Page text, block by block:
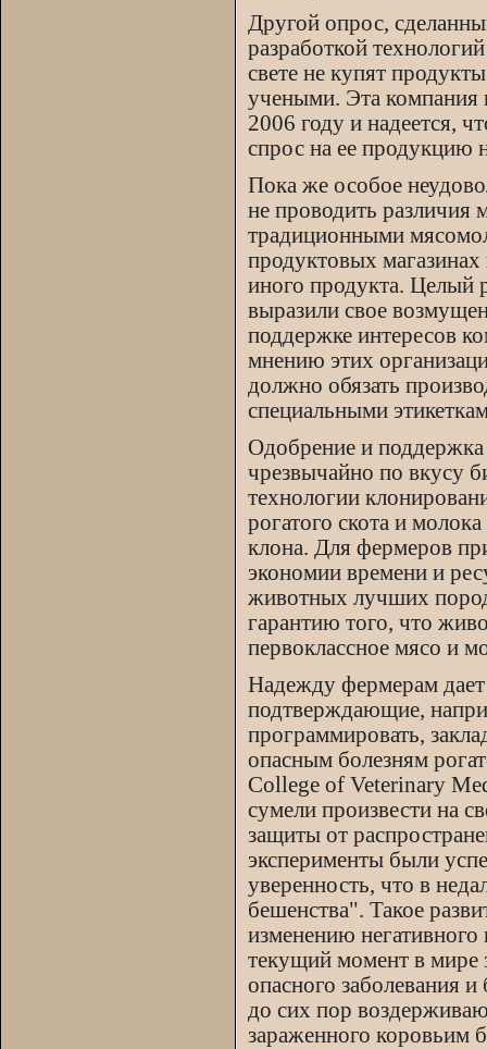
Другой опрос,
разработкой
свете не купят
учеными. Эта компания
2006 году и надеется,
спрос на ее продукцию
Пока же особое
не проводить
традиционными
продуктовых
иного продукта. Целый
выразили свое
поддержке интересов
мнению этих
должно обязать
специальными
Одобрение и
чрезвычайно по вкусу
технологии
рогатого скота и
клона. Для фермеров
экономии времени и
животных лучших
гарантию того, что
первоклассное мясо и
Надежду фермерам
подтверждающие,
программировать,
опасным болезням
College of Veterinary
сумели произвести на
защиты от
эксперименты были
уверенность, что в
бешенства". Такое
изменению
текущий момент в мире
опасного заболевания
до сих пор
зараженного коровьим